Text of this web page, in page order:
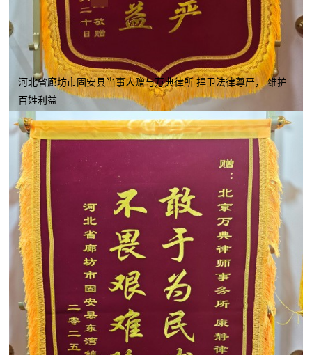
河北省廊坊市固安县当事人赠与万典律所 捍卫法律尊严， 维护
百姓利益